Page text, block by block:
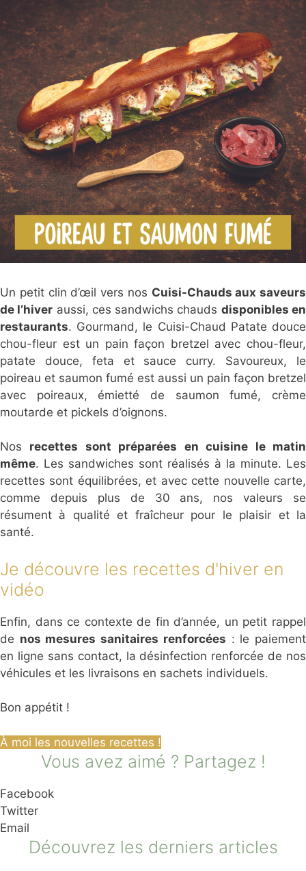
Un petit clin d’œil vers nos Cuisi-Chauds aux saveurs
de l’hiver aussi, ces sandwichs chauds disponibles en
restaurants. Gourmand, le Cuisi-Chaud Patate douce
chou-fleur est un pain façon bretzel avec chou-fleur,
patate douce, feta et sauce curry. Savoureux, le
poireau et saumon fumé est aussi un pain façon bretzel
avec poireaux, émietté de saumon fumé, crème
moutarde et pickels d’oignons.
Nos recettes sont préparées en cuisine le matin
même. Les sandwiches sont réalisés à la minute. Les
recettes sont équilibrées, et avec cette nouvelle carte,
comme depuis plus de 30 ans, nos valeurs se
résument à qualité et fraîcheur pour le plaisir et la
santé.
Je découvre les recettes d'hiver en
vidéo
Enfin, dans ce contexte de fin d’année, un petit rappel
de nos mesures sanitaires renforcées : le paiement
en ligne sans contact, la désinfection renforcée de nos
véhicules et les livraisons en sachets individuels.
Bon appétit !
À moi les nouvelles recettes !
Vous avez aimé ? Partagez !
Facebook
Twitter
Email
Découvrez les derniers articles